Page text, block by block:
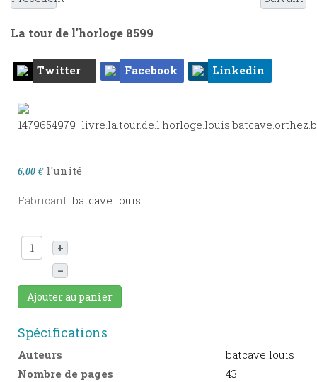
La tour de l'horloge 8599
Twitter Facebook Linkedin
6,00 € l'unité
Fabricant: batcave louis
+
–
Ajouter au panier
Spécifications
Auteurs
batcave louis
Nombre de pages
43